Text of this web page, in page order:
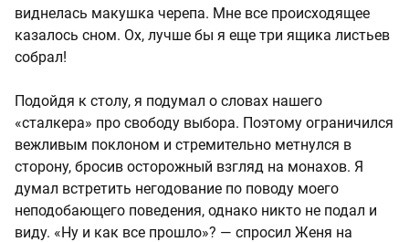
виднелась макушка черепа. Мне все происходящее
казалось сном. Ох, лучше бы я еще три ящика листьев
собрал!
Подойдя к столу, я подумал о словах нашего
«сталкера» про свободу выбора. Поэтому ограничился
вежливым поклоном и стремительно метнулся в
сторону, бросив осторожный взгляд на монахов. Я
думал встретить негодование по поводу моего
неподобающего поведения, однако никто не подал и
виду. «Ну и как все прошло»? — спросил Женя на